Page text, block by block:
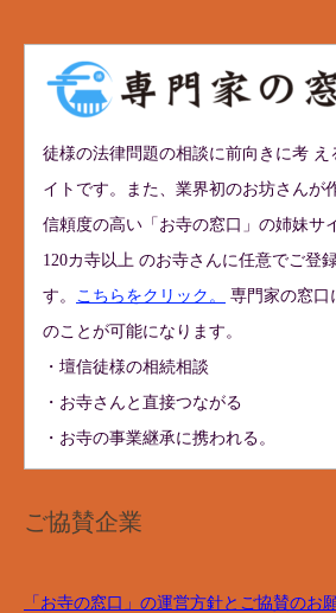
徒様の法律問題の相談に前向きに考
イトです。また、業界初のお坊さんが
信頼度の高い「お寺の窓口」の姉妹サ
120カ寺以上 のお寺さんに任意でご登
す。
こちらをクリック。
専門家の窓口
のことが可能になります。
・壇信徒様の相続相談
・お寺さんと直接つながる
・お寺の事業継承に携われる。
ご協賛企業
「お寺の窓口」の運営方針とご協賛のお